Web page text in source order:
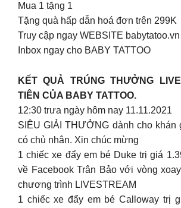
Mua 1 tặng 1
Tặng quà hấp dẫn hoá đơn trên 299K
Truy cập ngay WEBSITE babytatoo.vn
Inbox ngay cho BABY TATTOO
KẾT QUẢ TRÚNG THƯỞNG
TIÊN CỦA BABY TATTOO.
12:30 trưa ngày hôm nay 11.11.2021
SIÊU GIẢI THƯỞNG dành cho khán
có chủ nhân. Xin chúc mừng
1 chiếc xe đẩy em bé Duke trị giá
về Facebook Trân Bảo với vòng
chương trình LIVESTREAM
1 chiếc xe đẩy em bé Calloway trị